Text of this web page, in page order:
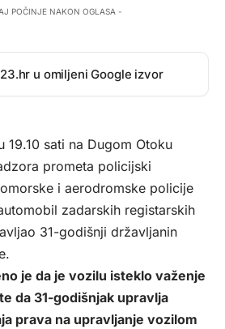
POČINJE NAKON OGLASA -
u omiljeni Google izvor
19.10 sati na Dugom Otoku
prometa policijski
i aerodromske policije
zadarskih registarskih
31-godišnji državljanin
je da je vozilu isteklo važenje
da 31-godišnjak upravlja
prava na upravljanje vozilom